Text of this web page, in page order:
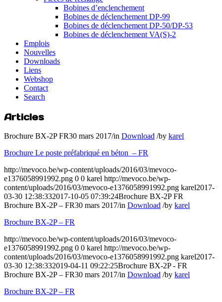
Bobines d’enclenchement
Bobines de déclenchement DP-99
Bobines de déclenchement DP-50/DP-53
Bobines de déclenchement VA(S)-2
Emplois
Nouvelles
Downloads
Liens
Webshop
Contact
Search
Articles
Brochure BX-2P FR30 mars 2017/in Download /by karel
Brochure Le poste préfabriqué en béton – FR
http://mevoco.be/wp-content/uploads/2016/03/mevoco-
e1376058991992.png 0 0 karel http://mevoco.be/wp-
content/uploads/2016/03/mevoco-e1376058991992.png karel2017-
03-30 12:38:332017-10-05 07:39:24Brochure BX-2P FR
Brochure BX-2P – FR30 mars 2017/in Download /by karel
Brochure BX-2P – FR
http://mevoco.be/wp-content/uploads/2016/03/mevoco-
e1376058991992.png 0 0 karel http://mevoco.be/wp-
content/uploads/2016/03/mevoco-e1376058991992.png karel2017-
03-30 12:38:332019-04-11 09:22:25Brochure BX-2P - FR
Brochure BX-2P – FR30 mars 2017/in Download /by karel
Brochure BX-2P – FR